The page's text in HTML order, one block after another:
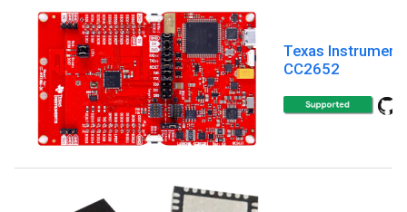
Texas
CC2652